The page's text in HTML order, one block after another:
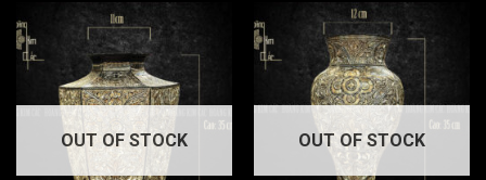
OUT OF STOCK OUT OF STOCK